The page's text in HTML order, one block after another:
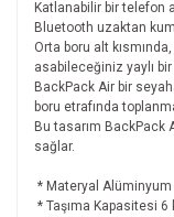
Katlanabilir bir telefon
Bluetooth uzaktan
Orta boru alt
asabileceğiniz yaylı bir
BackPack Air bir
boru etrafında
Bu tasarım BackPack
sağlar.
* Materyal Alüminyum
* Taşıma Kapasitesi 6